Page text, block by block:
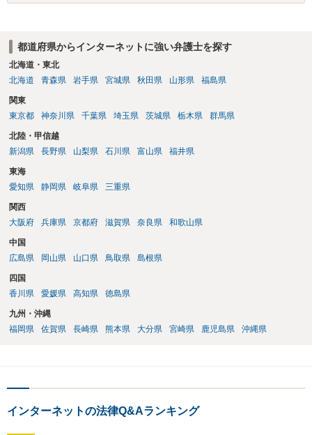
都道府県からインターネットに強い弁護士を探す
北海道・東北
北海道
青森県 岩手県 宮城県 秋田県 山形県 福島県
関東
東京都
神奈川県 千葉県 埼玉県 茨城県 栃木県 群馬県
北陸・甲信越
新潟県
長野県 山梨県 石川県 富山県 福井県
東海
愛知県
静岡県 岐阜県 三重県
関西
大阪府
兵庫県 京都府 滋賀県 奈良県 和歌山県
中国
広島県
岡山県 山口県 鳥取県 島根県
四国
香川県
愛媛県 高知県 徳島県
九州・沖縄
福岡県
佐賀県 長崎県 熊本県 大分県 宮崎県 鹿児島県 沖縄県
インターネットの法律Q&Aランキング